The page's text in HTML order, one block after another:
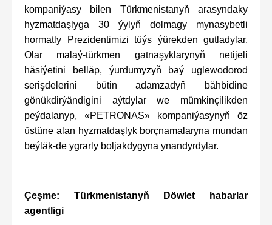
kompaniýasy bilen Türkmenistanyň arasyndaky
hyzmatdaşlyga 30 ýylyň dolmagy mynasybetli
hormatly Prezidentimizi tüýs ýürekden gutladylar.
Olar malaý-türkmen gatnaşyklarynyň netijeli
häsiýetini belläp, ýurdumyzyň baý uglewodorod
serişdelerini bütin adamzadyň bähbidine
gönükdirýändigini aýtdylar we mümkinçilikden
peýdalanyp, «PETRONAS» kompaniýasynyň öz
üstüne alan hyzmatdaşlyk borçnamalaryna mundan
beýläk-de ygrarly boljakdygyna ynandyrdylar.
Çeşme: Türkmenistanyň Döwlet habarlar
agentligi